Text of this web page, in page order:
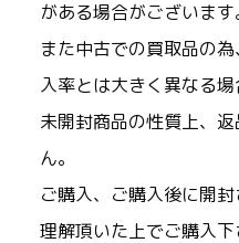
がある場合がございます
また中古での買取品の
入率とは大きく異なる場
未開封商品の性質上、
ん。
ご購入、ご購入後に開
理解頂いた上でご購入下